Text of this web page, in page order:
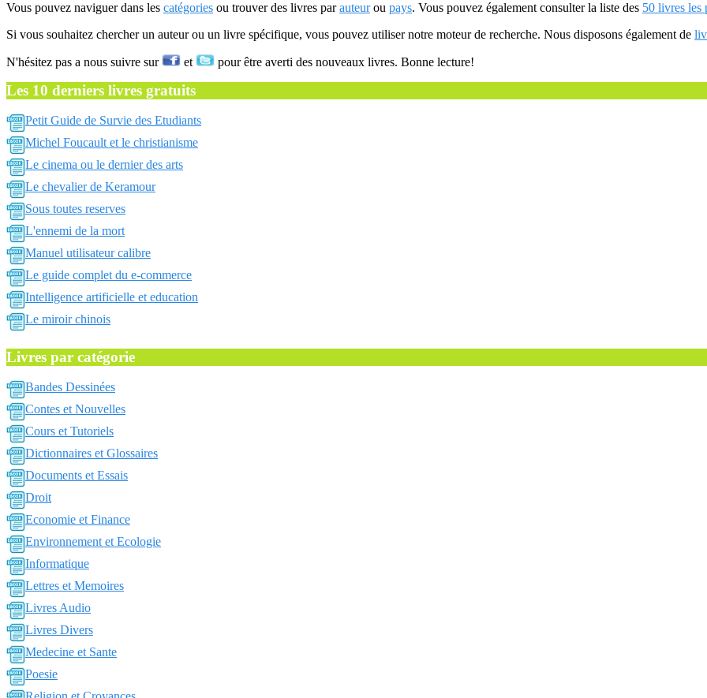
Vous pouvez naviguer dans les catégories ou trouver des livres parauteurou pays. Vous pouvez également consulter la liste des 50 livres les
Si vous souhaitez chercher un auteur ou un livre spécifique, vous pouvez utiliser notre moteur de recherche. Nous disposons également de
N'hésitez pas a nous suivre sur et pour être averti des nouveaux livres. Bonne lecture!
Les 10 derniers livres gratuits
Petit Guide de Survie des Etudiants
Michel Foucault et le christianisme
Le cinema ou le dernier des arts
Le chevalier de Keramour
Sous toutes reserves
L'ennemi de la mort
Manuel utilisateur calibre
Le guide complet du e-commerce
Intelligence artificielle et education
Le miroir chinois
Livres par catégorie
Bandes Dessinées
Contes et Nouvelles
Cours et Tutoriels
Dictionnaires et Glossaires
Documents et Essais
Droit
Economie et Finance
Environnement et Ecologie
Informatique
Lettres et Memoires
Livres Audio
Livres Divers
Medecine et Sante
Poesie